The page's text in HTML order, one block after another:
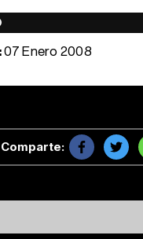
07 Enero 2008
Comparte: